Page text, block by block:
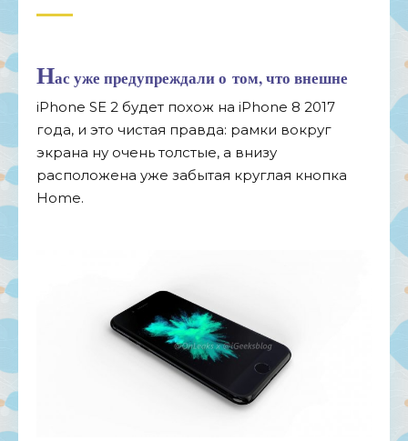
Нас уже предупреждали о том, что внешне
iPhone SE 2 будет похож на iPhone 8 2017
года, и это чистая правда: рамки вокруг
экрана ну очень толстые, а внизу
расположена уже забытая круглая кнопка
Home.